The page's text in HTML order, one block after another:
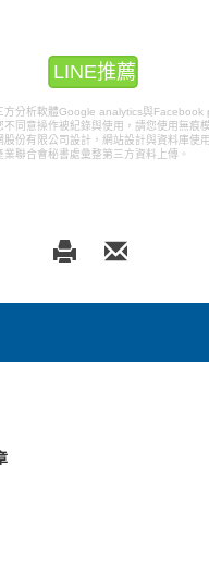
LINE推薦
方分析軟體Google analytics與Facebook
同意操作被紀錄與使用，請您使用無痕
份有限公司設計， 網站設計與資料庫使
聯合會秘書處彙整第三方資料上傳。